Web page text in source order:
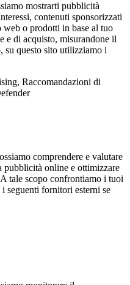
mostrarti pubblicità
contenuti sponsorizzati
o prodotti in base al tuo
e di acquisto, misurandone il
su questo sito utilizziamo i
Raccomandazioni di
comprendere e valutare
pubblicità online e ottimizzare
tale scopo confrontiamo i tuoi
seguenti fornitori esterni se